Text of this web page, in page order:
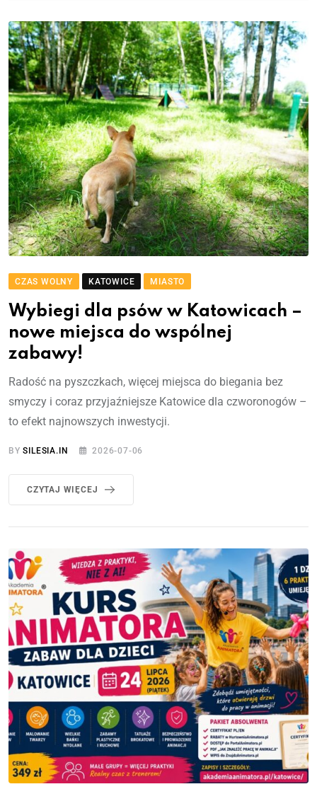
CZAS WOLNY KATOWICE MIASTO
Wybiegi dla psów w Katowicach –
nowe miejsca do wspólnej
zabawy!
Radość na pyszczkach, więcej miejsca do biegania bez
smyczy i coraz przyjaźniejsze Katowice dla czworonogów –
to efekt najnowszych inwestycji.
BYSILESIA.IN 2026-07-06
CZYTAJ WIĘCEJ